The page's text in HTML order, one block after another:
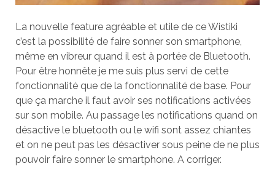
La nouvelle feature agréable et utile de ce Wistiki
c’est la possibilité de faire sonner son smartphone,
même en vibreur quand il est à portée de Bluetooth.
Pour être honnête je me suis plus servi de cette
fonctionnalité que de la fonctionnalité de base. Pour
que ça marche il faut avoir ses notifications activées
sur son mobile. Au passage les notifications quand on
désactive le bluetooth ou le wifi sont assez chiantes
et on ne peut pas les désactiver sous peine de ne plus
pouvoir faire sonner le smartphone. A corriger.